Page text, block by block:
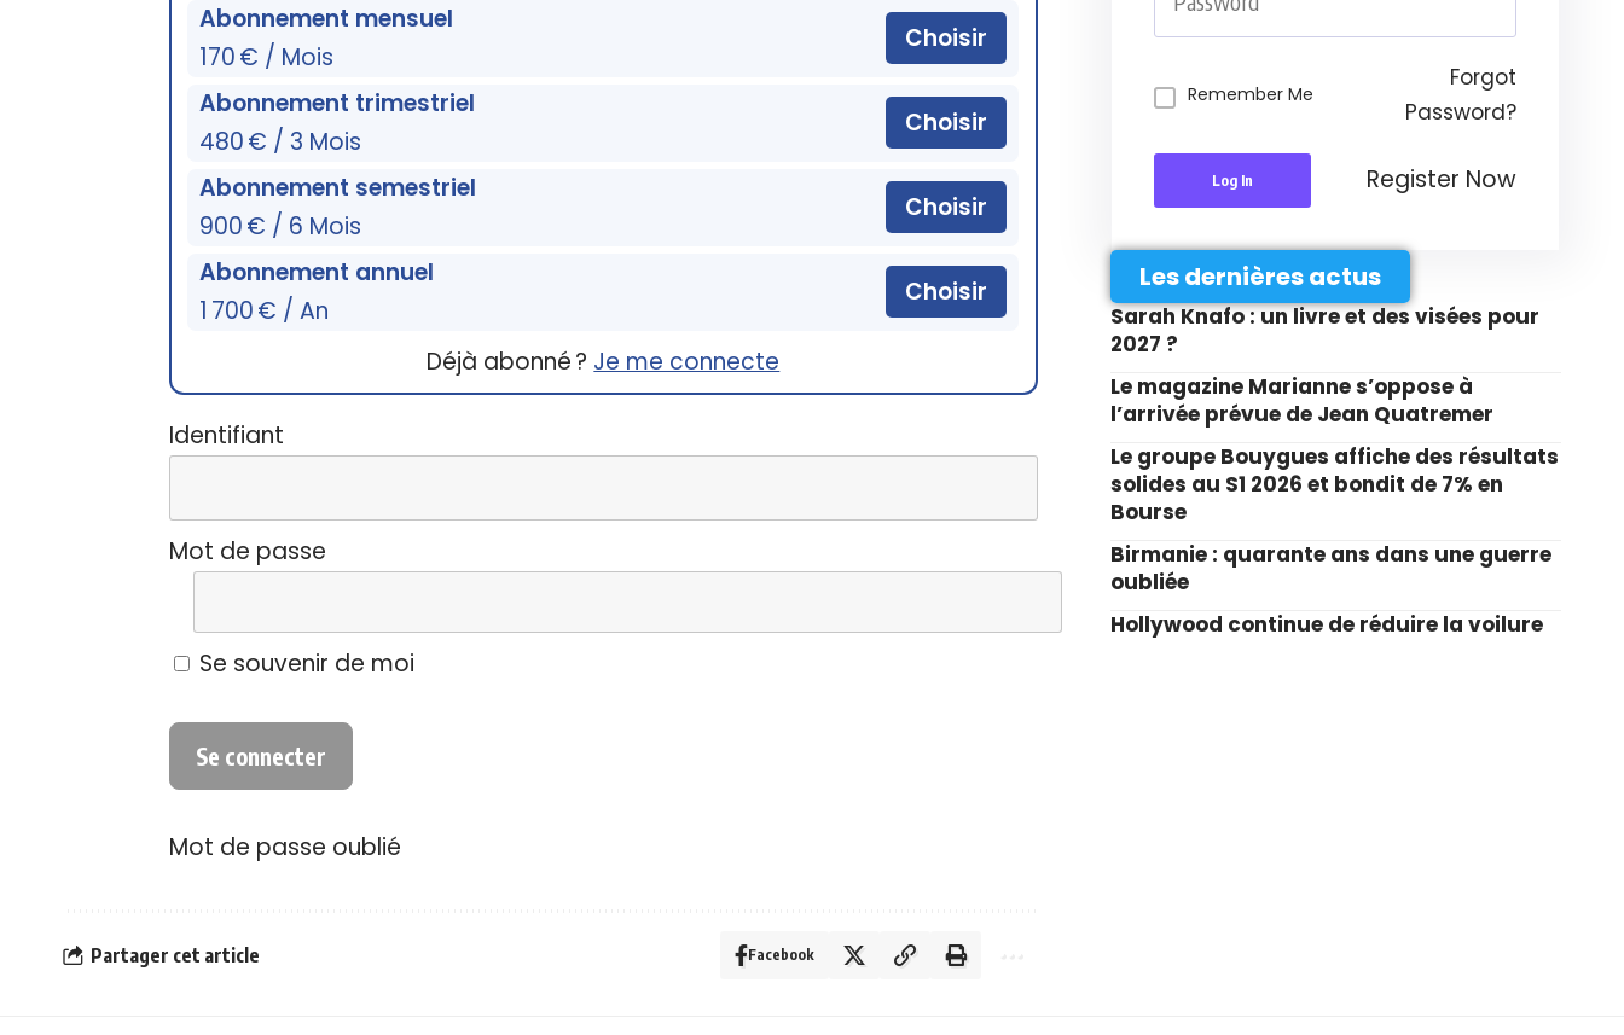
Abonnement mensuel
170 € / Mois
Choisir
Abonnement trimestriel
480 € / 3 Mois
Choisir
Abonnement semestriel
900 € / 6 Mois
Choisir
Abonnement annuel
1 700 € / An
Choisir
Déjà abonné ? Je me connecte
Identifiant
Mot de passe
Se souvenir de moi
Mot de passe oublié
Partager cet article Facebook
Remember Me
Forgot
Password?
Log In Register Now
Les dernières actus
Sarah Knafo : un livre et des visées pour
2027 ?
Le magazine Marianne s’oppose à
l’arrivée prévue de Jean Quatremer
Le groupe Bouygues affiche des résultats
solides au S1 2026 et bondit de 7% en
Bourse
Birmanie : quarante ans dans une guerre
oubliée
Hollywood continue de réduire la voilure